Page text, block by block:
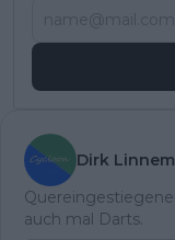
Dirk
auch mal Darts.